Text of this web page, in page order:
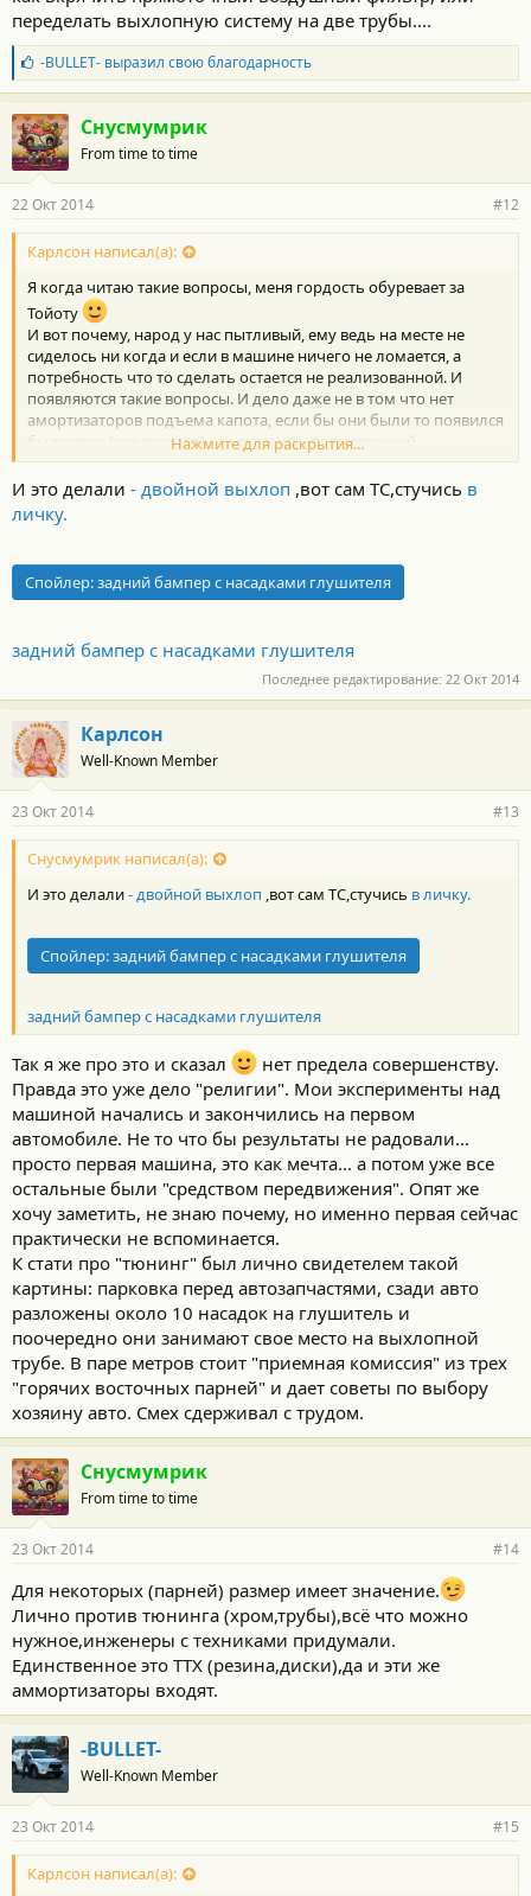
переделать выхлопную систему на две трубы....
Б
л
а
г
о
д
а
н
о
с
и
:
-BULLET-выразил свою благодарность
Снусмумрик
From time to time
22 Окт 2014 #12
Карлсон написал(а):
Я когда читаю такие вопросы, меня гордость обуревает за
Тойоту
И вот почему, народ у нас пытливый, ему ведь на месте не
сиделось ни когда и если в машине ничего не ломается, а
потребность что то сделать остается не реализованной. И
появляются такие вопросы. И дело даже не в том что нет
амортизаторов подъема капота, если бы они были то появился
бы вопрос (как пример) как вкрячить прямоточный
воздушный фильтр, или переделать выхлопную систему на две
трубы....
Нажмите для раскрытия...
И это делали - двойной выхлоп ,вот сам ТС,стучись в
личку.
Спойлер:задний бампер с насадками глушителя
задний бампер с насадками глушителя
Последнее редактирование: 22 Окт 2014
Карлсон
Well-Known Member
23 Окт 2014 #13
Снусмумрик написал(а):
И это делали- двойной выхлоп ,вот сам ТС,стучись в личку.
Спойлер:задний бампер с насадками глушителя
задний бампер с насадками глушителя
Так я же про это и сказал
нет предела совершенству.
Правда это уже дело "религии". Мои эксперименты над
машиной начались и закончились на первом
автомобиле. Не то что бы результаты не радовали...
просто первая машина, это как мечта... а потом уже все
остальные были "средством передвижения". Опят же
хочу заметить, не знаю почему, но именно первая сейчас
практически не вспоминается.
К стати про "тюнинг" был лично свидетелем такой
картины: парковка перед автозапчастями, сзади авто
разложены около 10 насадок на глушитель и
поочередно они занимают свое место на выхлопной
трубе. В паре метров стоит "приемная комиссия" из трех
"горячих восточных парней" и дает советы по выбору
хозяину авто. Смех сдерживал с трудом.
Снусмумрик
From time to time
23 Окт 2014 #14
Для некоторых (парней) размер имеет значение.
Лично против тюнинга (хром,трубы),всё что можно
нужное,инженеры с техниками придумали.
Единственное это ТТХ (резина,диски),да и эти же
аммортизаторы входят.
-BULLET-
Well-Known Member
23 Окт 2014 #15
Карлсон написал(а):